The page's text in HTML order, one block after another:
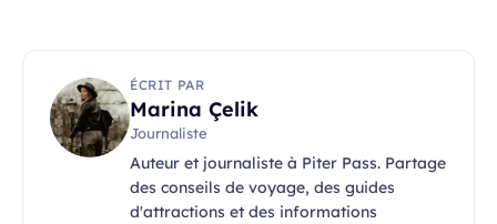
ÉCRIT PAR
Marina Çelik
Journaliste
Auteur et journaliste à Piter Pass. Partage
des conseils de voyage, des guides
d'attractions et des informations